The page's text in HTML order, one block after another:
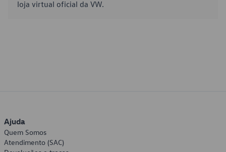
loja virtual oficial da VW.
Ajuda
Quem Somos
Atendimento (SAC)